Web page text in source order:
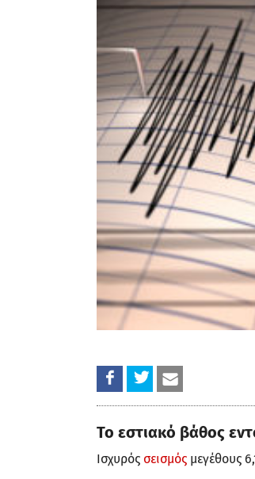
Το εστιακό βάθος
Ισχυρός σεισμός μεγέθους